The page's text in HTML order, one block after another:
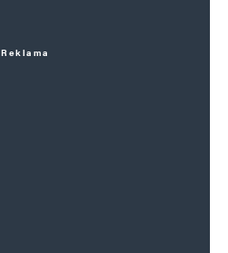
Reklama